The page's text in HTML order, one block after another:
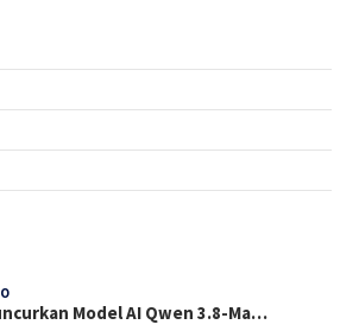
Model AI Qwen 3.8-Ma…